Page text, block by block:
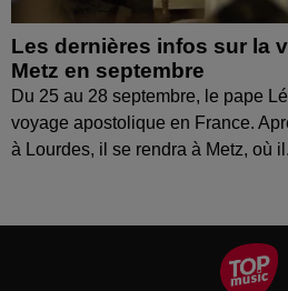
Les dernières infos sur la
Metz en septembre
Du 25 au 28 septembre, le pape
voyage apostolique en France.
à Lourdes, il se rendra à Metz, où